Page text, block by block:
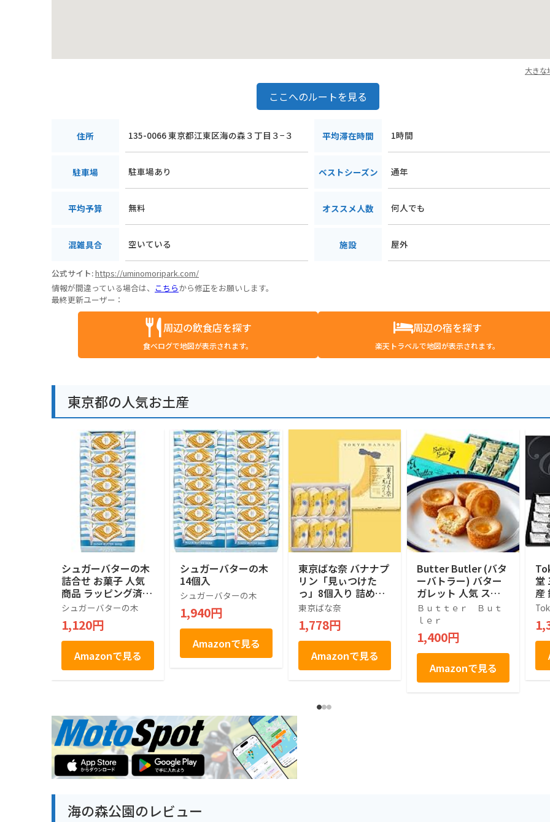
大きな
ここへのルートを見る
住所 135-0066 東京都江東区海の森３丁目３−３ 平均滞在時間 1時間
駐車場 駐車場あり ベストシーズン 通年
平均予算 無料 オススメ人数 何人でも
混雑具合 空いている 施設 屋外
公式サイト:https://uminomoripark.com/
情報が間違っている場合は、 こちらから修正をお願いします。
最終更新ユーザー：
周辺の飲食店を探す
食べログで地図が表示されます。
周辺の宿を探す
楽天トラベルで地図が表示されます。
東京都の人気お土産
シュガーバターの木
詰合せ お菓子 人気
商品 ラッピング済 (7
個入)
シュガーバターの木
1,120円
Amazonで見る
シュガーバターの木
14個入
シュガーバターの木
1,940円
Amazonで見る
東京ばな奈 バナナプ
リン「見ぃつけた
っ」8個入り 詰め合
わせ 人気 手土産ス
イーツ 差し入れ
東京ばな奈
1,778円
Amazonで見る
Butter Butler (バタ
ーバトラー) バター
ガレット 人気 スイ
ーツ ギフト 東京土
産 手土産 個包装 プ
レゼント お返し 内
祝い 焼き菓子 退職
(9個入)
Ｂｕｔｔｅｒ Ｂｕｔ
ｌｅｒ
1,400円
Amazonで見る
堂
産
ク
海の森公園のレビュー